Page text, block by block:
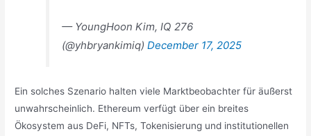
— YoungHoon Kim, IQ 276
(@yhbryankimiq)December 17, 2025
Ein solches Szenario halten viele Marktbeobachter für äußerst
unwahrscheinlich. Ethereum verfügt über ein breites
Ökosystem aus DeFi, NFTs, Tokenisierung und institutionellen